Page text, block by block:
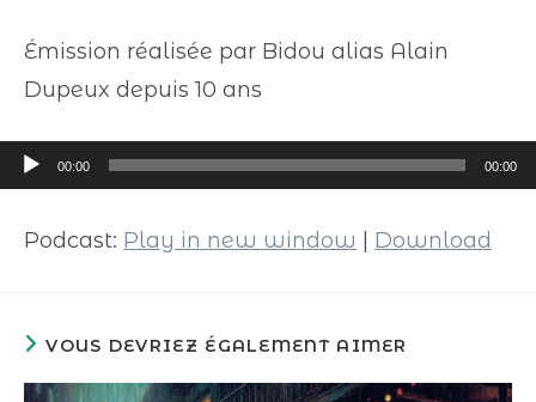
Émission réalisée par Bidou alias Alain
Dupeux depuis 10 ans
Lecteur
audio
00:00 00:00
Podcast: Play in new window Download
VOUS DEVRIEZ ÉGALEMENT AIMER